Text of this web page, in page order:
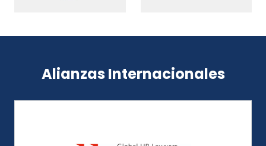
Alianzas Internacionales